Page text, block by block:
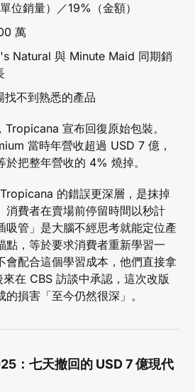
位銷量）／19%（金額）
萬
Natural 與 Minute Maid 同期銷
找不到熟悉的產品
宣布回復原始包裝。
當時年營收超過 USD 7 億，
把整年營收的 4% 燒掉。
的錯誤更深層，是抹掉
消費者在賣場前停留時間以秒計
吸管」是大腦不經思考就能定位產
點，等於要求消費者重新學習一
會配合這個學習成本，他們直接拿
在 CBS 訪談中承認，這次改版
損害「至今仍然很深」。
：七天撤回的 USD 7 億現代